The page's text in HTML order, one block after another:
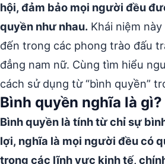
hội, đảm bảo mọi người đều
quyền như nhau. Khái niệm
đến trong các phong trào đấu
đẳng nam nữ. Cùng tìm hiểu
cách sử dụng từ “bình quyền”
Bình quyền nghĩa là gì?
Bình quyền là tính từ chỉ sự
lợi, nghĩa là mọi người đều có
trong các lĩnh vực kinh tế,